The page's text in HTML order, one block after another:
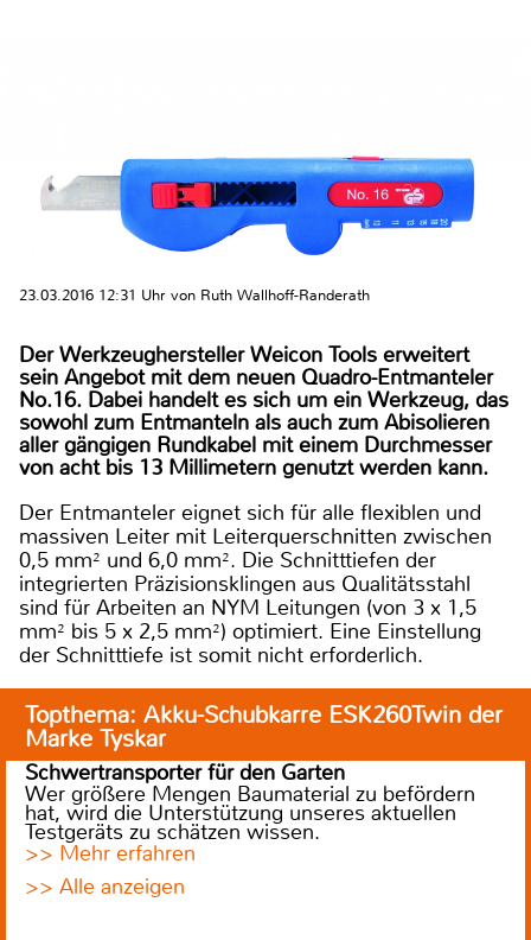
23.03.2016 12:31 Uhr von Ruth Wallhoff-Randerath
Der Werkzeughersteller Weicon Tools erweitert
sein Angebot mit dem neuen Quadro-Entmanteler
No.16. Dabei handelt es sich um ein Werkzeug, das
sowohl zum Entmanteln als auch zum Abisolieren
aller gängigen Rundkabel mit einem Durchmesser
von acht bis 13 Millimetern genutzt werden kann.
Der Entmanteler eignet sich für alle flexiblen und
massiven Leiter mit Leiterquerschnitten zwischen
0,5 mm² und 6,0 mm². Die Schnitttiefen der
integrierten Präzisionsklingen aus Qualitätsstahl
sind für Arbeiten an NYM Leitungen (von 3 x 1,5
mm² bis 5 x 2,5 mm²) optimiert. Eine Einstellung
der Schnitttiefe ist somit nicht erforderlich.
Topthema: Akku-Schubkarre ESK260Twin der
Marke Tyskar
Schwertransporter für den Garten
Wer größere Mengen Baumaterial zu befördern
hat, wird die Unterstützung unseres aktuellen
Testgeräts zu schätzen wissen.
>> Mehr erfahren
>> Alle anzeigen